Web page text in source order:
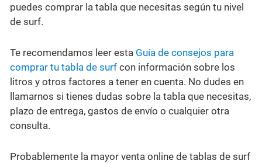
puedes comprar la tabla que necesitas según tu nivel
de surf.
Te recomendamos leer esta Guía de consejos para
comprar tu tabla de surfcon información sobre los
litros y otros factores a tener en cuenta. No dudes en
llamarnos si tienes dudas sobre la tabla que necesitas,
plazo de entrega, gastos de envío o cualquier otra
consulta.
Probablemente la mayor venta online de tablas de surf